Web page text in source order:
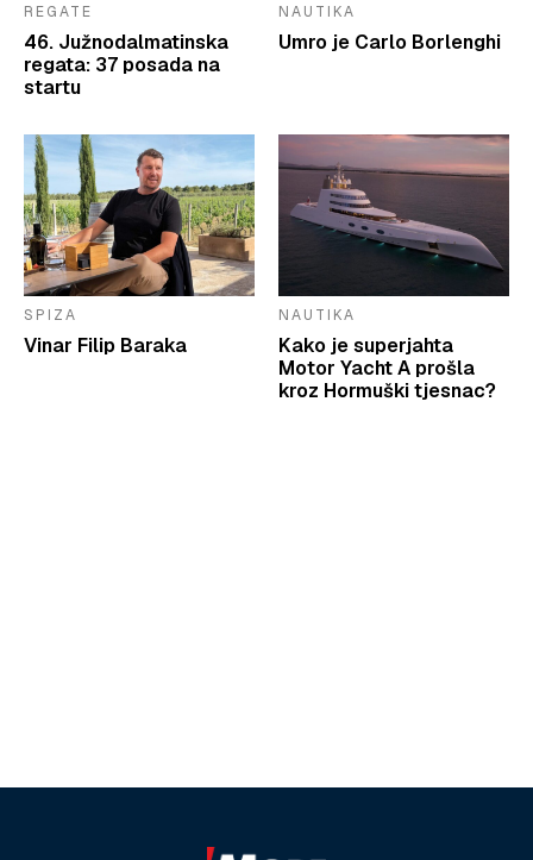
REGATE
46. Južnodalmatinska
regata: 37 posada na
startu
NAUTIKA
Umro je Carlo Borlenghi
SPIZA
Vinar Filip Baraka
NAUTIKA
Kako je superjahta
Motor Yacht A prošla
kroz Hormuški tjesnac?